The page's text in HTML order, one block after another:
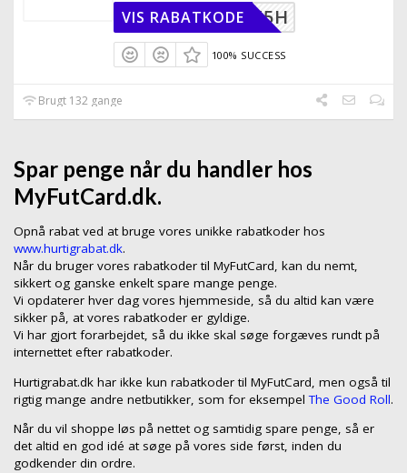
NQZZ7T5H
VIS RABATKODE
100% SUCCESS
Brugt 132 gange
Spar penge når du handler hos
MyFutCard.dk.
Opnå rabat ved at bruge vores unikke rabatkoder hos
www.hurtigrabat.dk.
Når du bruger vores rabatkoder til MyFutCard, kan du nemt,
sikkert og ganske enkelt spare mange penge.
Vi opdaterer hver dag vores hjemmeside, så du altid kan være
sikker på, at vores rabatkoder er gyldige.
Vi har gjort forarbejdet, så du ikke skal søge forgæves rundt på
internettet efter rabatkoder.
Hurtigrabat.dk har ikke kun rabatkoder til MyFutCard, men også til
rigtig mange andre netbutikker, som for eksempelThe Good Roll.
Når du vil shoppe løs på nettet og samtidig spare penge, så er
det altid en god idé at søge på vores side først, inden du
godkender din ordre.